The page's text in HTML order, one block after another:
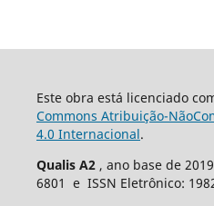
Este obra está licenciado
Commons Atribuição-
4.0 Internacional.
Qualis A2 , ano base de
6801 e ISSN Eletrônico: